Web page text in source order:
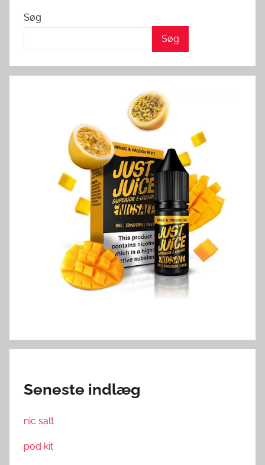
Søg
Søg
Seneste indlæg
nic salt
pod kit